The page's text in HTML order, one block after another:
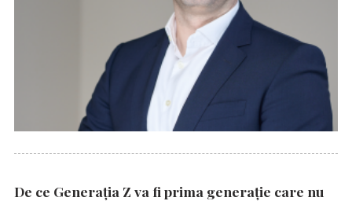
De ce Generația Z va fi prima generație care nu